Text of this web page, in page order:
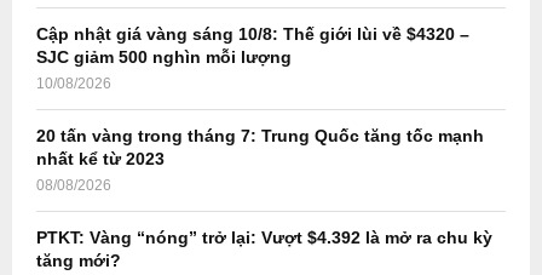
Cập nhật giá vàng sáng 10/8: Thế giới lùi về $4320 –
SJC giảm 500 nghìn mỗi lượng
10/08/2026
20 tấn vàng trong tháng 7: Trung Quốc tăng tốc mạnh
nhất kể từ 2023
08/08/2026
PTKT: Vàng “nóng” trở lại: Vượt $4.392 là mở ra chu kỳ
tăng mới?